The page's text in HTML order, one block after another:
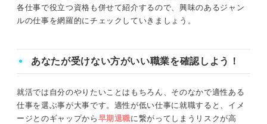
各仕事で役立つ資格も併せて紹介するので、興味のあるジャン
ルの仕事を網羅的にチェックしていきましょう。
あなたが受けない方がいい職業を確認しよう！
就活では自分のやりたいことはもちろん、そのなかで適性ある
仕事を選ぶ事が大事です。適性が低い仕事に就職すると、イメ
ージとのギャップから 早期退職に繋がってしまうリスクが高